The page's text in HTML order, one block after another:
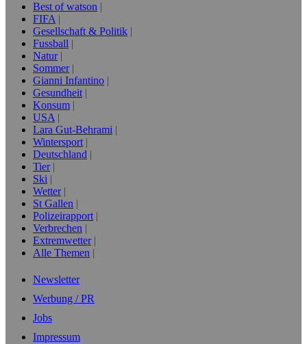
Best of watson
FIFA
Gesellschaft & Politik
Fussball
Natur
Sommer
Gianni Infantino
Gesundheit
Konsum
USA
Lara Gut-Behrami
Wintersport
Deutschland
Tier
Ski
Wetter
St Gallen
Polizeirapport
Verbrechen
Extremwetter
Alle Themen
Newsletter
Werbung / PR
Jobs
Impressum